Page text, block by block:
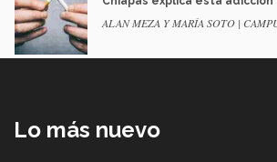
ALAN MEZA Y MARÍA SOTO |
Lo más nuevo